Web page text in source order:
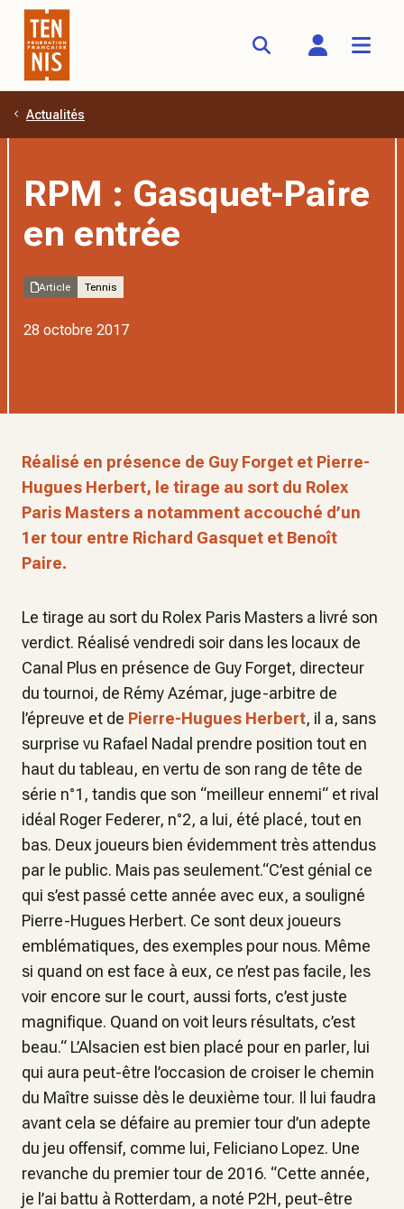
Aller au contenu principal
Actualités
RPM : Gasquet-Paire
en entrée
Article Tennis
28 octobre 2017
Réalisé en présence de Guy Forget et Pierre-
Hugues Herbert, le tirage au sort du Rolex
Paris Masters a notamment accouché d’un
1er tour entre Richard Gasquet et Benoît
Paire.
Le tirage au sort du Rolex Paris Masters a livré son
verdict. Réalisé vendredi soir dans les locaux de
Canal Plus en présence de Guy Forget, directeur
du tournoi, de Rémy Azémar, juge-arbitre de
l’épreuve et de Pierre-Hugues Herbert, il a, sans
surprise vu Rafael Nadal prendre position tout en
haut du tableau, en vertu de son rang de tête de
série n°1, tandis que son “meilleur ennemi“ et rival
idéal Roger Federer, n°2, a lui, été placé, tout en
bas. Deux joueurs bien évidemment très attendus
par le public. Mais pas seulement.“C’est génial ce
qui s’est passé cette année avec eux, a souligné
Pierre-Hugues Herbert. Ce sont deux joueurs
emblématiques, des exemples pour nous. Même
si quand on est face à eux, ce n’est pas facile, les
voir encore sur le court, aussi forts, c’est juste
magnifique. Quand on voit leurs résultats, c’est
beau.“ L’Alsacien est bien placé pour en parler, lui
qui aura peut-être l’occasion de croiser le chemin
du Maître suisse dès le deuxième tour. Il lui faudra
avant cela se défaire au premier tour d’un adepte
du jeu offensif, comme lui, Feliciano Lopez. Une
revanche du premier tour de 2016. “Cette année,
je l’ai battu à Rotterdam, a noté P2H, peut-être